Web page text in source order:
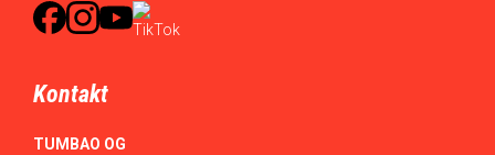
Kontakt
TUMBAO OG